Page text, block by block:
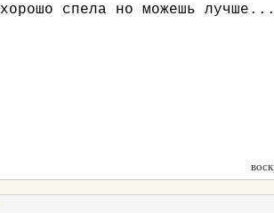
хорошо спела но можешь